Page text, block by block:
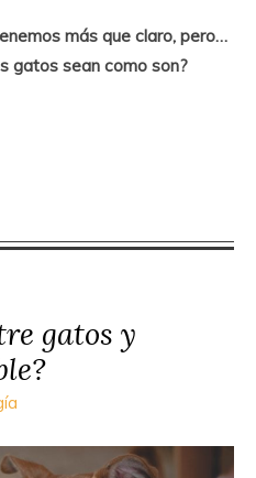
más que claro, pero…
gatos sean como son?
gatos y